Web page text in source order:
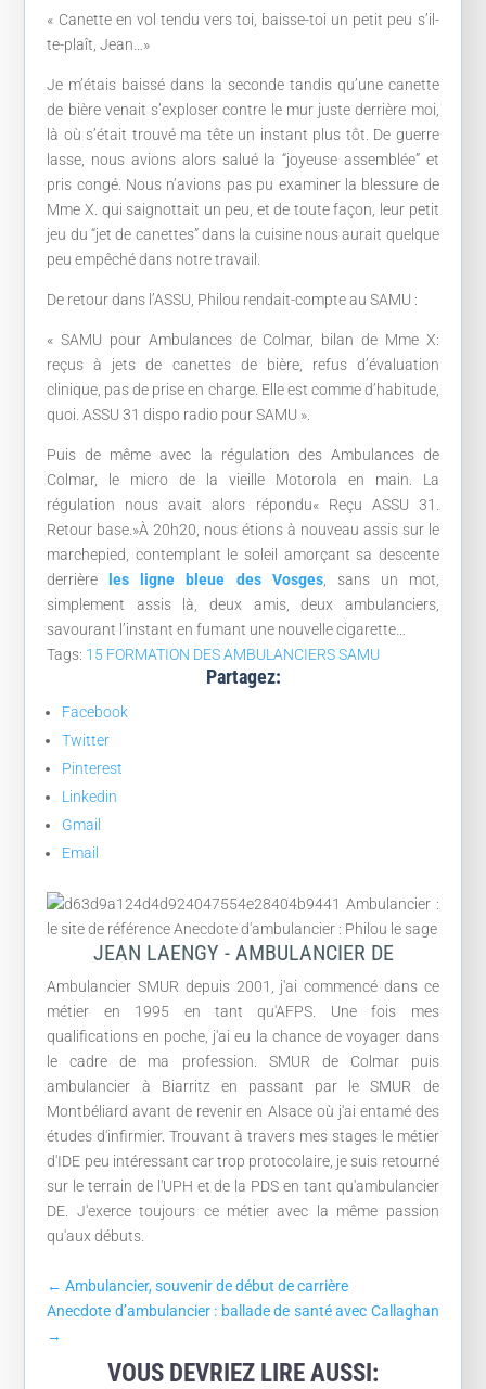
« Canette en vol tendu vers toi, baisse-toi un petit peu s’il-
te-plaît, Jean…»
Je m’étais baissé dans la seconde tandis qu’une canette
de bière venait s’exploser contre le mur juste derrière moi,
là où s’était trouvé ma tête un instant plus tôt. De guerre
lasse, nous avions alors salué la “joyeuse assemblée” et
pris congé. Nous n’avions pas pu examiner la blessure de
Mme X. qui saignottait un peu, et de toute façon, leur petit
jeu du “jet de canettes” dans la cuisine nous aurait quelque
peu empêché dans notre travail.
De retour dans l’ASSU, Philou rendait-compte au SAMU :
« SAMU pour Ambulances de Colmar, bilan de Mme X:
reçus à jets de canettes de bière, refus d’évaluation
clinique, pas de prise en charge. Elle est comme d’habitude,
quoi. ASSU 31 dispo radio pour SAMU ».
Puis de même avec la régulation des Ambulances de
Colmar, le micro de la vieille Motorola en main. La
régulation nous avait alors répondu« Reçu ASSU 31.
Retour base.»À 20h20, nous étions à nouveau assis sur le
marchepied, contemplant le soleil amorçant sa descente
derrière
les ligne bleue des Vosges, sans un mot,
simplement assis là, deux amis, deux ambulanciers,
savourant l’instant en fumant une nouvelle cigarette…
Tags: 15 FORMATION DES AMBULANCIERS SAMU
Partagez:
Facebook
Twitter
Pinterest
Linkedin
Gmail
Email
JEAN LAENGY - AMBULANCIER DE
Ambulancier SMUR depuis 2001, j'ai commencé dans ce
métier en 1995 en tant qu'AFPS. Une fois mes
qualifications en poche, j'ai eu la chance de voyager dans
le cadre de ma profession. SMUR de Colmar puis
ambulancier à Biarritz en passant par le SMUR de
Montbéliard avant de revenir en Alsace où j'ai entamé des
études d'infirmier. Trouvant à travers mes stages le métier
d'IDE peu intéressant car trop protocolaire, je suis retourné
sur le terrain de l'UPH et de la PDS en tant qu'ambulancier
DE. J'exerce toujours ce métier avec la même passion
qu'aux débuts.
← Ambulancier, souvenir de début de carrière
Anecdote d’ambulancier : ballade de santé avec Callaghan
→
VOUS DEVRIEZ LIRE AUSSI: